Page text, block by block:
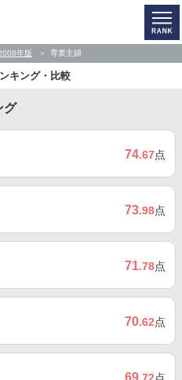
年版 専業主婦
キング・比較
グ
74.67点
73.98点
71.78点
70.62点
69